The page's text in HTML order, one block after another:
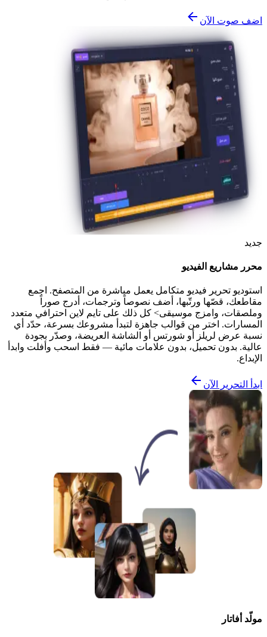
اضف صوت الآن
جديد
محرر مشاريع الفيديو
استوديو تحرير فيديو متكامل يعمل مباشرة من المتصفح. اجمع
مقاطعك، قصّها ورتّبها، أضف نصوصاً وترجمات، أدرج صوراً
وملصقات، وامزج موسيقى> كل ذلك على تايم لاين احترافي متعدد
المسارات. اختر من قوالب جاهزة لتبدأ مشروعك بسرعة، حدّد أي
نسبة عرض لريلز أو شورتس أو الشاشة العريضة، وصدّر بجودة
عالية. بدون تحميل، بدون علامات مائية — فقط اسحب وأفلت وابدأ
الإبداع.
ابدأ التحرير الآن
مولّد أفاتار